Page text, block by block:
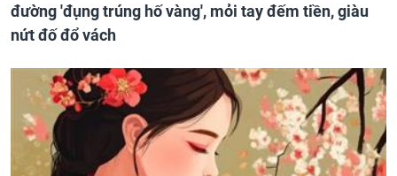
đường 'đụng trúng hố vàng', mỏi tay đếm tiền, giàu
nứt đố đổ vách